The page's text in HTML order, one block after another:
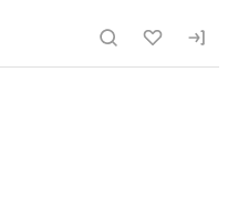
сайту milknet.ru